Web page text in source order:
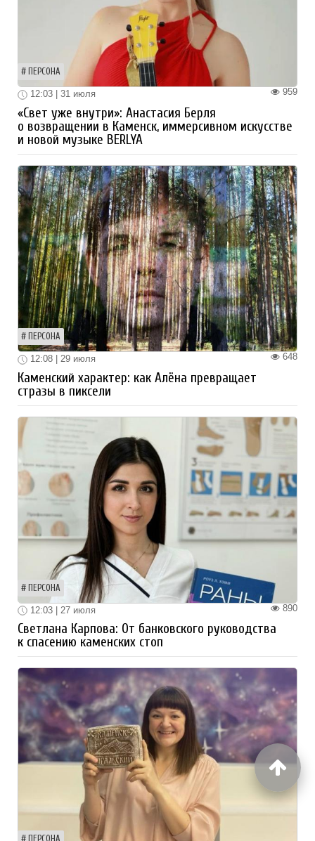
ПЕРСОНА
959
12:03 | 31 июля
«Свет уже внутри»: Анастасия Берля
о возвращении в Каменск, иммерсивном искусстве
и новой музыке BERLYA
ПЕРСОНА
648
12:08 | 29 июля
Каменский характер: как Алёна превращает
стразы в пиксели
ПЕРСОНА
890
12:03 | 27 июля
Светлана Карпова: От банковского руководства
к спасению каменских стоп